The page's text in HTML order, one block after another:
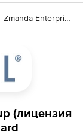
Zmanda Enterprise Backup
(лицензия